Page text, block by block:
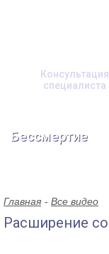
Консультация
специалиста
Бессмертие
Главная Все видео
Расширение